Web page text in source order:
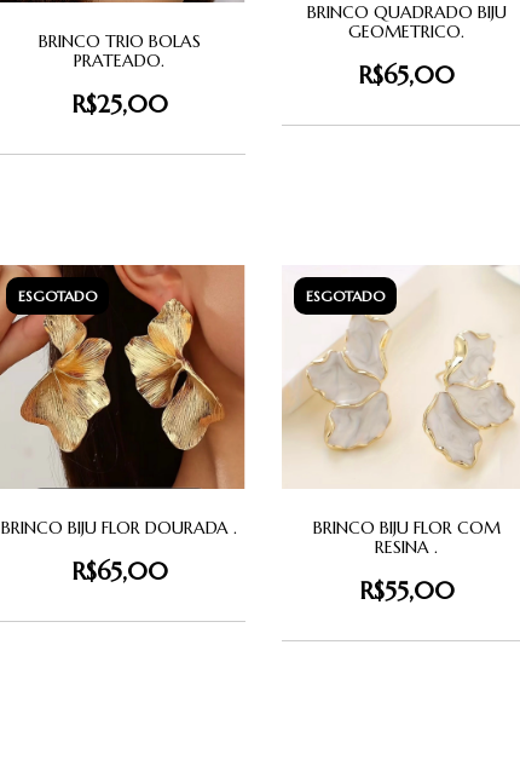
BRINCO TRIO BOLAS
PRATEADO.
R$25,00
BRINCO QUADRADO BIJU
GEOMETRICO.
R$65,00
ESGOTADO
BRINCO BIJU FLOR DOURADA .
R$65,00
ESGOTADO
BRINCO BIJU FLOR COM
RESINA .
R$55,00